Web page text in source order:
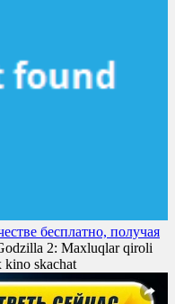
бесплатно, получая
2: Maxluqlar qiroli
kino skachat